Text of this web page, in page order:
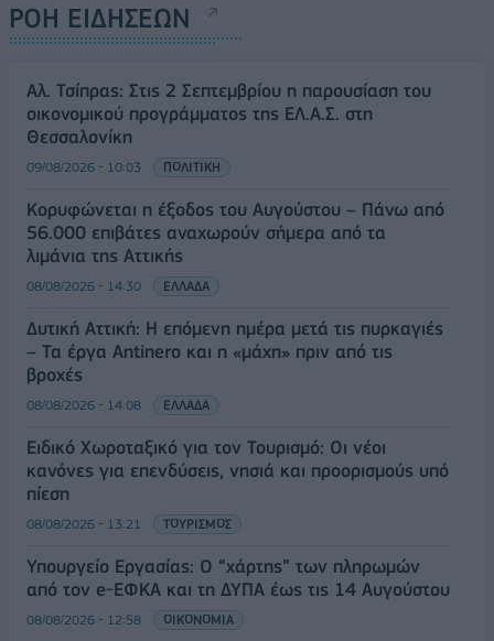
ΡΟΗ ΕΙΔΗΣΕΩΝ
Αλ. Τσίπρας: Στις 2 Σεπτεμβρίου η παρουσίαση του
οικονομικού προγράμματος της ΕΛ.Α.Σ. στη
Θεσσαλονίκη
09/08/2026 - 10:03 ΠΟΛΙΤΙΚΗ
Κορυφώνεται η έξοδος του Αυγούστου – Πάνω από
56.000 επιβάτες αναχωρούν σήμερα από τα
λιμάνια της Αττικής
08/08/2026 - 14:30 ΕΛΛΑΔΑ
Δυτική Αττική: Η επόμενη ημέρα μετά τις πυρκαγιές
– Τα έργα Antinero και η «μάχη» πριν από τις
βροχές
08/08/2026 - 14:08 ΕΛΛΑΔΑ
Ειδικό Χωροταξικό για τον Τουρισμό: Οι νέοι
κανόνες για επενδύσεις, νησιά και προορισμούς υπό
πίεση
08/08/2026 - 13:21 ΤΟΥΡΙΣΜΟΣ
Υπουργείο Εργασίας: Ο “χάρτης” των πληρωμών
από τον e-ΕΦΚΑ και τη ΔΥΠΑ έως τις 14 Αυγούστου
08/08/2026 - 12:58 ΟΙΚΟΝΟΜΙΑ